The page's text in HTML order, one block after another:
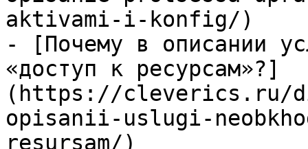
aktivami-i-konfig/)
- [Почему в описании
«доступ к ресурсам»?]
(https://cleverics.ru/
opisanii-uslugi-
resursam/)